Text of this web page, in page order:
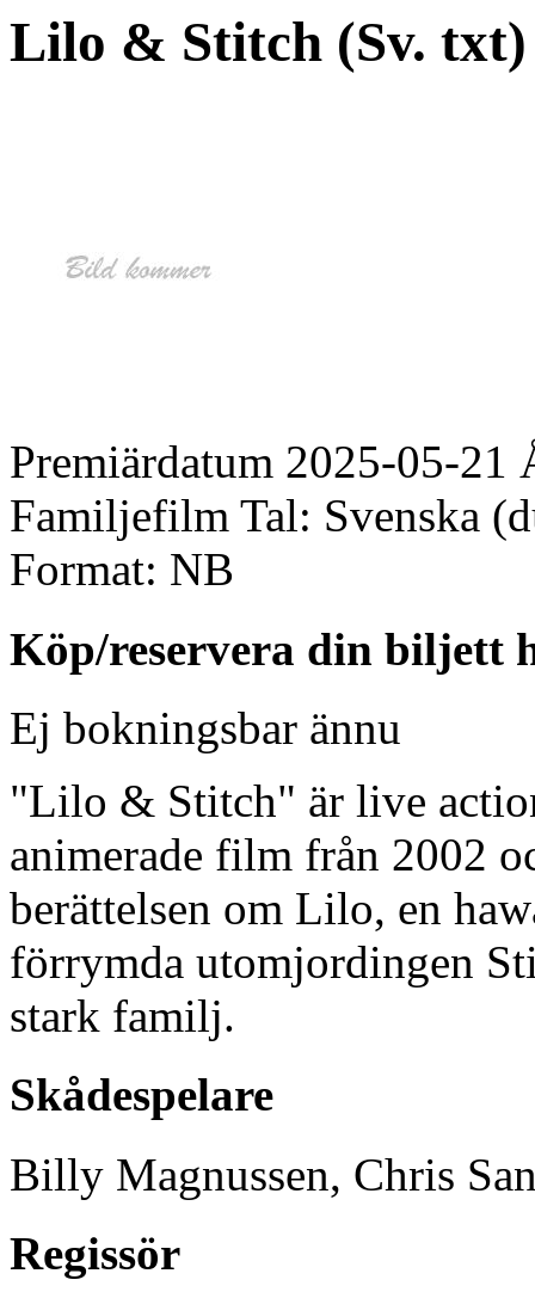
Lilo & Stitch (Sv. txt)
Premiärdatum 2025-05-21
Familjefilm Tal: Svenska
Format: NB
Köp/reservera din biljett
Ej bokningsbar ännu
"Lilo & Stitch" är live
animerade film från 2002
berättelsen om Lilo, en
förrymda utomjordingen
stark familj.
Skådespelare
Billy Magnussen, Chris
Regissör